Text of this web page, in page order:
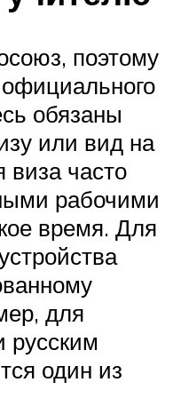
поэтому
обязаны
или вид на
виза часто
рабочими
время. Для
для
русским
один из